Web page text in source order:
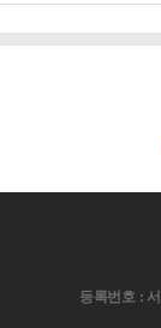
등록번호 :